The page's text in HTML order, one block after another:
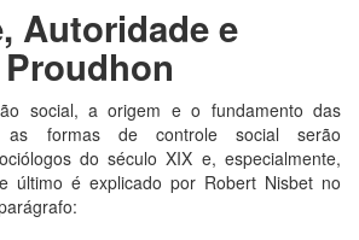
Autoridade e
social, a origem e o fundamento das
formas de controle social serão
do século XIX e, especialmente,
último é explicado por Robert Nisbet no